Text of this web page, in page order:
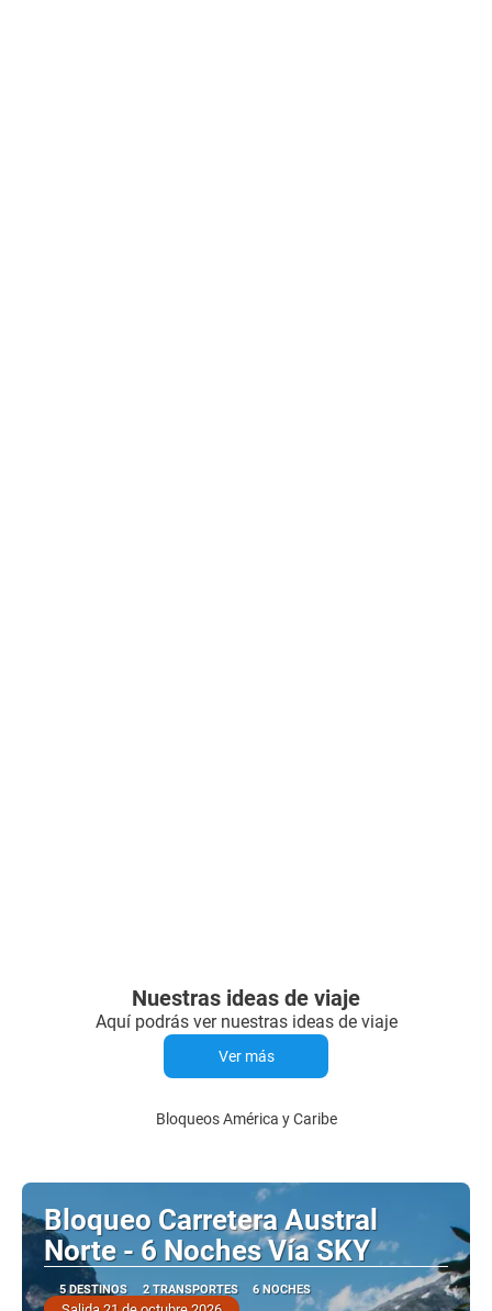
Nuestras ideas de viaje
Aquí podrás ver nuestras ideas de viaje
Ver más
Bloqueos América y Caribe
Bloqueo Carretera Austral
Norte - 6 Noches Vía SKY
5 DESTINOS 2 TRANSPORTES 6 NOCHES